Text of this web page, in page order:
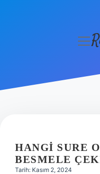
Hakkımızda
HANGI SURE
BESMELE
Tarih: Kasım 2, 2024